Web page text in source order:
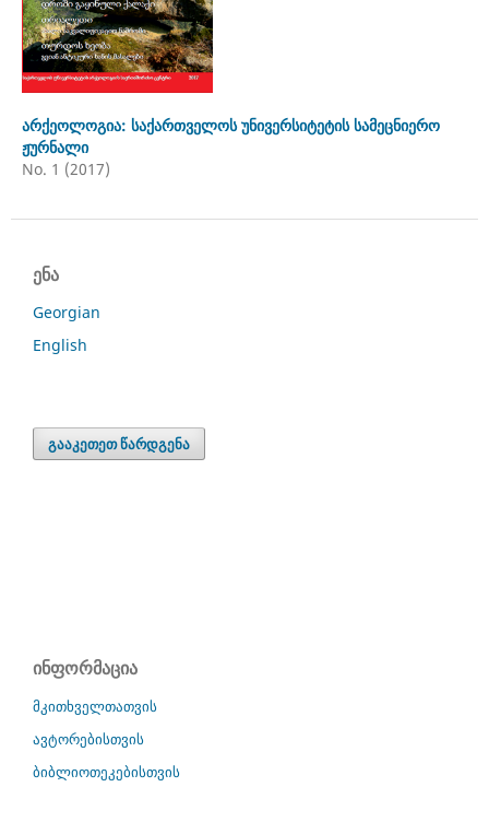
არქეოლოგია: საქართველოს უნივერსიტეტის სამეცნიერო
ჟურნალი
No. 1 (2017)
ენა
Georgian
English
გააკეთეთ წარდგენა
ინფორმაცია
მკითხველთათვის
ავტორებისთვის
ბიბლიოთეკებისთვის